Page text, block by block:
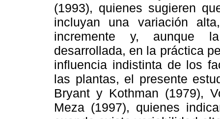
(1993), quienes sugieren
incluyan una variación
incremente y, aunque
desarrollada, en la práctica
influencia indistinta de los
las plantas, el presente
Bryant y Kothman (1979),
Meza (1997), quienes